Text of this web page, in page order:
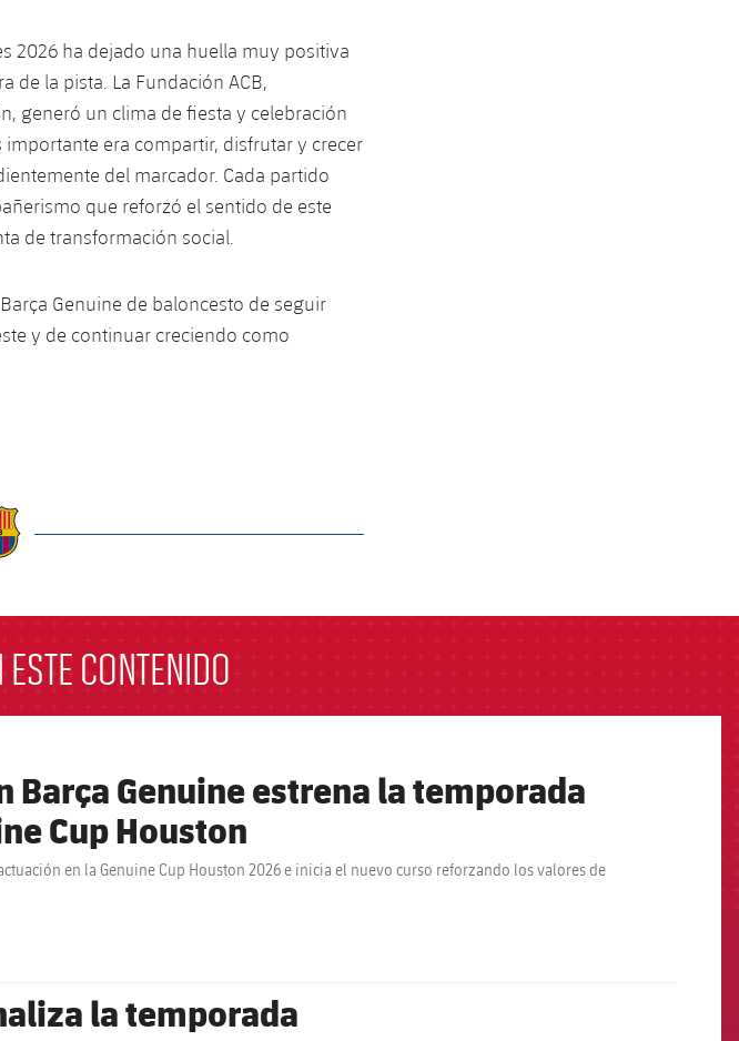
2026 ha dejado una huella muy positiva
de la pista. La Fundación ACB,
generó un clima de fiesta y celebración
era compartir, disfrutar y crecer
del marcador. Cada partido
que reforzó el sentido de este
de transformación social.
Genuine de baloncesto de seguir
y de continuar creciendo como
ESTE CONTENIDO
Barça Genuine estrena la temporada
Cup Houston
en la Genuine Cup Houston 2026 e inicia el nuevo curso reforzando los valores de
la temporada